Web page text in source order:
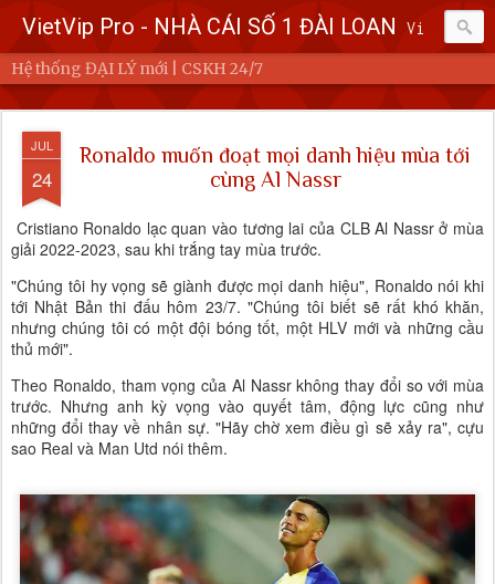
VietVip Pro - NHÀ CÁI SỐ 1 ĐÀI LOAN Vietvip Pro Sân chơi cá cược nhà cái hàng đầu Đài Loan. Vietvip Pro phát hành hơn 600 game cược khác nhau. Nạp tiền tại 7-Eleven, Family Mart, Okmart, Hilife, ATM. Rút tiền 24h không giới hạn. Uy tín khi bao rút, miễn phí 60kuai phí rút tiền. Hệ thống khuyến mãi cho cả hội viên mới và hội viên cũ, cskh 1:1 24/7.
Hệ thống ĐẠI LÝ mới | CSKH 24/7
JUL
24
Ronaldo muốn đoạt mọi danh hiệu mùa tới
cùng Al Nassr
Cristiano Ronaldo lạc quan vào tương lai của CLB Al Nassr ở mùa
giải 2022-2023, sau khi trắng tay mùa trước.
"Chúng tôi hy vọng sẽ giành được mọi danh hiệu", Ronaldo nói khi
tới Nhật Bản thi đấu hôm 23/7. "Chúng tôi biết sẽ rất khó khăn,
nhưng chúng tôi có một đội bóng tốt, một HLV mới và những cầu
thủ mới".
Theo Ronaldo, tham vọng của Al Nassr không thay đổi so với mùa
trước. Nhưng anh kỳ vọng vào quyết tâm, động lực cũng như
những đổi thay về nhân sự. "Hãy chờ xem điều gì sẽ xảy ra", cựu
sao Real và Man Utd nói thêm.